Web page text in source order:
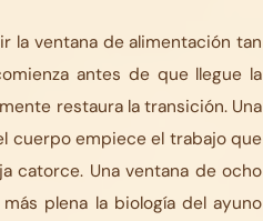
la ventana de alimentación tan
antes de que llegue la
restaura la transición. Una
cuerpo empiece el trabajo que
catorce. Una ventana de ocho
plena la biología del ayuno